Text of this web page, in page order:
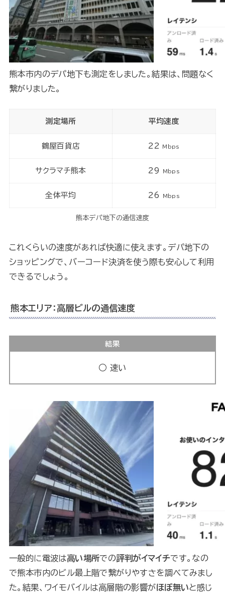
熊本市内のデパ地下も測定をしました。結果は、問題なく
繋がりました。
測定場所 平均速度
鶴屋百貨店 22 Mbps
サクラマチ熊本 29 Mbps
全体平均 26 Mbps
熊本デパ地下の通信速度
これくらいの速度があれば快適に使えます。デパ地下の
ショッピングで、バーコード決済を使う際も安心して利用
できるでしょう。
熊本エリア：高層ビルの通信速度
結果
○ 速い
一般的に電波は高い場所での評判がイマイチです。なの
で熊本市内のビル最上階で繋がりやすさを調べてみまし
た。結果、ワイモバイルは高層階の影響がほぼ無いと感じ